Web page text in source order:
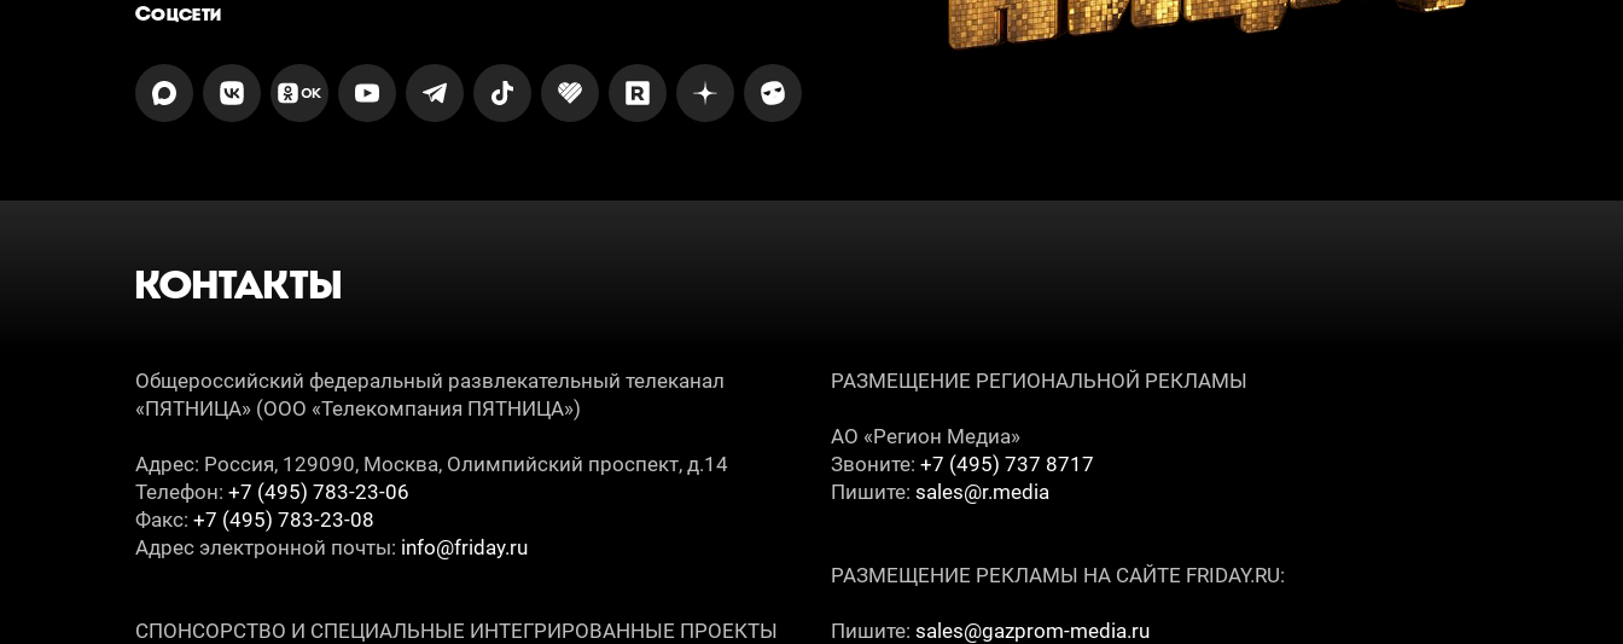
Соцсети
КОНТАКТЫ
Общероссийский федеральный развлекательный телеканал
«ПЯТНИЦА» (ООО «Телекомпания ПЯТНИЦА»)
Адрес: Россия, 129090, Москва, Олимпийский проспект, д.14
Телефон: +7 (495) 783-23-06
Факс: +7 (495) 783-23-08
Адрес электронной почты: info@friday.ru
СПОНСОРСТВО И СПЕЦИАЛЬНЫЕ ИНТЕГРИРОВАННЫЕ ПРОЕКТЫ
РАЗМЕЩЕНИЕ РЕГИОНАЛЬНОЙ РЕКЛАМЫ
АО «Регион Медиа»
Звоните: +7 (495) 737 8717
Пишите: sales@r.media
РАЗМЕЩЕНИЕ РЕКЛАМЫ НА САЙТЕ FRIDAY.RU:
Пишите: sales@gazprom-media.ru